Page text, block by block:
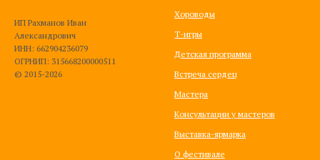
ИП Рахманов Иван
Александрович
ИНН: 662904236079
ОГРНИП: 315668200000511
© 2015-2026
Хороводы
Т-игры
Детская программа
Встреча сердец
Мастера
Консультации у мастеров
Выставка-ярмарка
О фестивале